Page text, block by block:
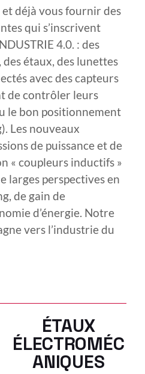
et déjà vous fournir des
qui s’inscrivent
4.0. : des
étaux, des lunettes
avec des capteurs
de contrôler leurs
le bon positionnement
Les nouveaux
de puissance et de
« coupleurs inductifs »
larges perspectives en
de gain de
d’énergie. Notre
vers l’industrie du
ÉTAUX
ÉLECTROMÉC
ANIQUES